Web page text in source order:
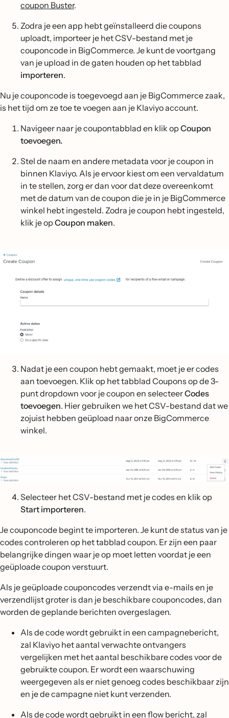
coupon Buster.
Zodra je een app hebt geïnstalleerd die coupons
uploadt, importeer je het CSV-bestand met je
couponcode in BigCommerce. Je kunt de voortgang
van je upload in de gaten houden op het tabblad
importeren.
Nu je couponcode is toegevoegd aan je BigCommerce zaak,
is het tijd om ze toe te voegen aan je Klaviyo account.
Navigeer naar je coupontabblad en klik op Coupon
toevoegen.
Stel de naam en andere metadata voor je coupon in
binnen Klaviyo. Als je ervoor kiest om een vervaldatum
in te stellen, zorg er dan voor dat deze overeenkomt
met de datum van de coupon die je in je BigCommerce
winkel hebt ingesteld. Zodra je coupon hebt ingesteld,
klik je op Coupon maken.
Nadat je een coupon hebt gemaakt, moet je er codes
aan toevoegen. Klik op het tabblad Coupons op de 3-
punt dropdown voor je coupon en selecteerCodes
toevoegen. Hier gebruiken we het CSV-bestand dat we
zojuist hebben geüpload naar onze BigCommerce
winkel.
Selecteer het CSV-bestand met je codes en klik op
Start importeren.
Je couponcode begint te importeren. Je kunt de status van je
codes controleren op het tabblad coupon. Er zijn een paar
belangrijke dingen waar je op moet letten voordat je een
geüploade coupon verstuurt.
Als je geüploade couponcodes verzendt via e-mails en je
verzendlijst groter is dan je beschikbare couponcodes, dan
worden de geplande berichten overgeslagen.
Als de code wordt gebruikt in een campagnebericht,
zal Klaviyo het aantal verwachte ontvangers
vergelijken met het aantal beschikbare codes voor de
gebruikte coupon. Er wordt een waarschuwing
weergegeven als er niet genoeg codes beschikbaar zijn
en je de campagne niet kunt verzenden.
Als de code wordt gebruikt in een flow bericht, zal